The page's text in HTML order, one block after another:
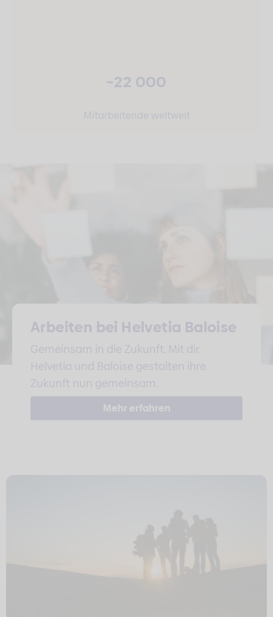
~22 000
Mitarbeitende weltweit
Arbeiten bei Helvetia Baloise
Gemeinsam in die Zukunft. Mit dir.
Helvetia und Baloise gestalten ihre
Zukunft nun gemeinsam.
Mehr erfahren